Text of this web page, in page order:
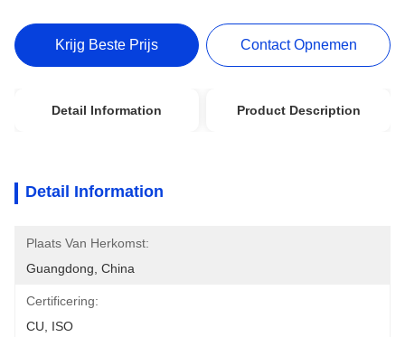
Krijg Beste Prijs Contact Opnemen
Detail Information Product Description
Detail Information
Plaats Van Herkomst:
Guangdong, China
Certificering:
CU, ISO